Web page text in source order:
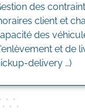
des
client et
des
et de
delivery …)